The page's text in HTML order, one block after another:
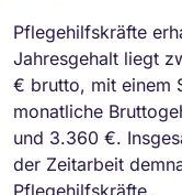
Pflegehilfskräfte
Jahresgehalt liegt
€ brutto, mit einem
monatliche
und 3.360 €.
der Zeitarbeit
Pflegehilfskräfte.